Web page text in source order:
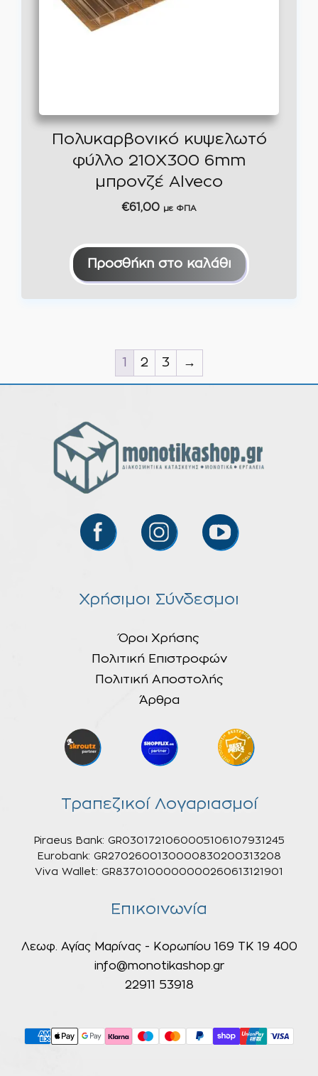
Πολυκαρβονικό κυψελωτό
φύλλο 210Χ300 6mm
μπρονζέ Alveco
€61,00 με ΦΠΑ
Προσθήκη στο καλάθι
1 2 3 →
Χρήσιμοι Σύνδεσμοι
Όροι Χρήσης
Πολιτική Επιστροφών
Πολιτική Αποστολής
Άρθρα
Τραπεζικοί Λογαριασμοί
Piraeus Bank: GR0301721060005106107931245
Eurobank: GR2702600130000830200313208
Viva Wallet: GR8370100000000260613121901
Επικοινωνία
Λεωφ. Αγίας Μαρίνας - Κορωπίου 169 ΤΚ 19 400
info@monotikashop.gr
22911 53918